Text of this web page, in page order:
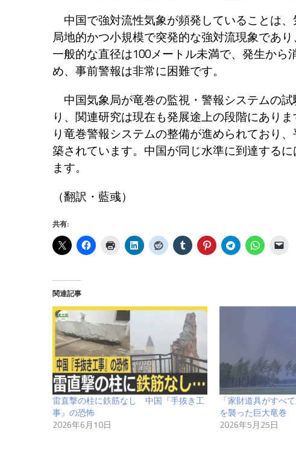
中国で強対流性気象が頻発していることは
局地的かつ小規模で突発的な強対流現象であ
一般的な直径は100メートル未満で、発生か
め、事前警報は非常に困難です。
中国気象局が竜巻の監視・警報システムの
り、関連研究は現在も発展途上の段階にあり
り竜巻警報システムの整備が進められており
築されています。中国が同じ水準に到達する
ます。
（翻訳・藍彧）
共有:
関連記事
雷直撃の柱に鉄筋なし 中国『手抜き工
事』の恐怖
2026年6月10日
「家財道具がすべ
を襲った巨大竜巻
2026年5月25日